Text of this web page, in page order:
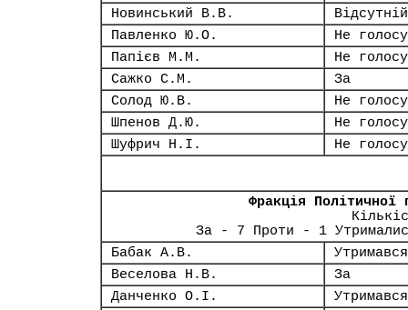
Новинський В.В.
Відсутній
Павленко Ю.О.
Не
Папієв М.М.
Не
Сажко С.М.
За
Солод Ю.В.
Не
Шпенов Д.Ю.
Не
Шуфрич Н.І.
Не
Фракція Політичної
За - 7 Проти - 1
Бабак А.В.
Утримався
Веселова Н.В.
За
Данченко О.І.
Утримався